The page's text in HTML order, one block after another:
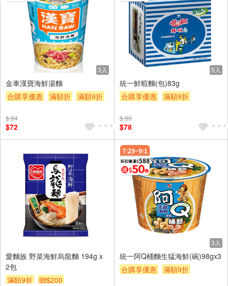
3入
金車漢寶海鮮湯麵
合購享優惠
滿額折
滿額9折
$ 84
$72
5入
統一鮮蝦麵(包)83g
合購享優惠
滿額9折
$ 80
$78
愛麵族 野菜海鮮烏龍麵 194g x
2包
滿額9折
贈$200
3入
統一阿Q桶麵生猛海鮮(碗)98gx3
合購享優惠
滿額9折